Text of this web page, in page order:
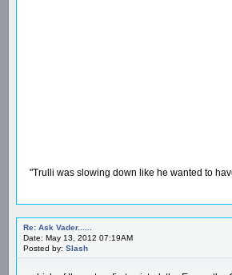
"Trulli was slowing down like he wanted to
Re: Ask Vader......
Date: May 13, 2012 07:19AM
Posted by: Slash